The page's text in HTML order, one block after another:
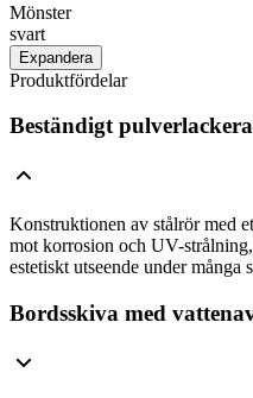
Mönster
svart
Expandera
Produktfördelar
Beständigt
Konstruktionen av stålrör med
mot korrosion och UV-
estetiskt utseende under många
Bordsskiva med